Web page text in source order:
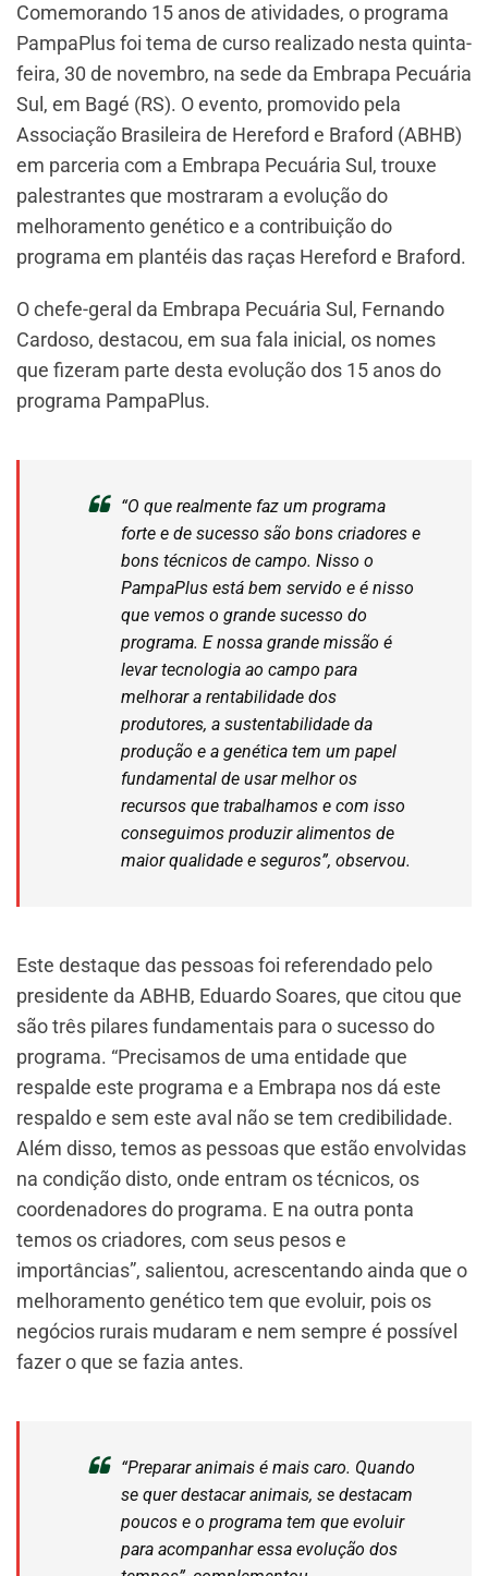
Comemorando 15 anos de atividades, o programa
PampaPlus foi tema de curso realizado nesta quinta-
feira, 30 de novembro, na sede da Embrapa Pecuária
Sul, em Bagé (RS). O evento, promovido pela
Associação Brasileira de Hereford e Braford (ABHB)
em parceria com a Embrapa Pecuária Sul, trouxe
palestrantes que mostraram a evolução do
melhoramento genético e a contribuição do
programa em plantéis das raças Hereford e Braford.
O chefe-geral da Embrapa Pecuária Sul, Fernando
Cardoso, destacou, em sua fala inicial, os nomes
que fizeram parte desta evolução dos 15 anos do
programa PampaPlus.
“O que realmente faz um programa
forte e de sucesso são bons criadores e
bons técnicos de campo. Nisso o
PampaPlus está bem servido e é nisso
que vemos o grande sucesso do
programa. E nossa grande missão é
levar tecnologia ao campo para
melhorar a rentabilidade dos
produtores, a sustentabilidade da
produção e a genética tem um papel
fundamental de usar melhor os
recursos que trabalhamos e com isso
conseguimos produzir alimentos de
maior qualidade e seguros”, observou.
Este destaque das pessoas foi referendado pelo
presidente da ABHB, Eduardo Soares, que citou que
são três pilares fundamentais para o sucesso do
programa. “Precisamos de uma entidade que
respalde este programa e a Embrapa nos dá este
respaldo e sem este aval não se tem credibilidade.
Além disso, temos as pessoas que estão envolvidas
na condição disto, onde entram os técnicos, os
coordenadores do programa. E na outra ponta
temos os criadores, com seus pesos e
importâncias”, salientou, acrescentando ainda que o
melhoramento genético tem que evoluir, pois os
negócios rurais mudaram e nem sempre é possível
fazer o que se fazia antes.
“Preparar animais é mais caro. Quando
se quer destacar animais, se destacam
poucos e o programa tem que evoluir
para acompanhar essa evolução dos